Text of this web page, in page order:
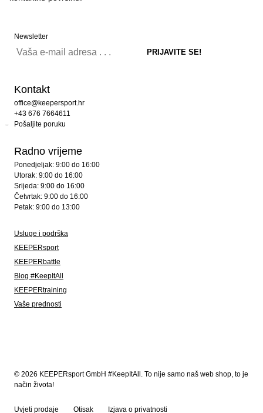
Newsletter
Kontakt
office@keepersport.hr
+43 676 7664611
Pošaljite poruku
Radno vrijeme
Ponedjeljak: 9:00 do 16:00
Utorak: 9:00 do 16:00
Srijeda: 9:00 do 16:00
Četvrtak: 9:00 do 16:00
Petak: 9:00 do 13:00
Usluge i podrška
KEEPERsport
KEEPERbattle
Blog #KeepItAll
KEEPERtraining
Vaše prednosti
© 2026 KEEPERsport GmbH #KeepItAll. To nije samo naš web shop, to je
način života!
Uvjeti prodaje Otisak Izjava o privatnosti